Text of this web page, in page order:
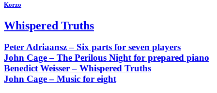
Korzo
Whispered Truths
Peter Adriaansz – Six parts for seven players
John Cage – The Perilous Night for prepared piano
Benedict Weisser – Whispered Truths
John Cage – Music for eight